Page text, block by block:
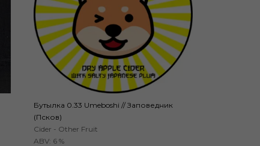
Бутылка 0.33 Umeboshi // Заповедник
(Псков)
Cider - Other Fruit
ABV: 6 %